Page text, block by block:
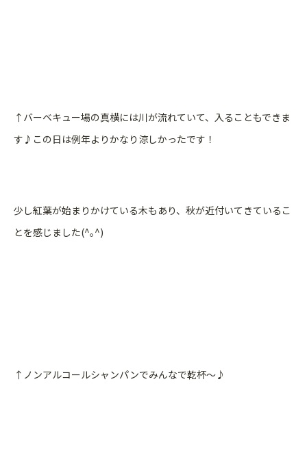
↑バーベキュー場の真横には川が流れていて、入ることもできま
す♪この日は例年よりかなり涼しかったです！
少し紅葉が始まりかけている木もあり、秋が近付いてきているこ
とを感じました(^｡^)
↑ノンアルコールシャンパンでみんなで乾杯〜♪